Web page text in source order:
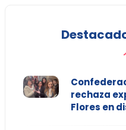
rechaza
Flores en